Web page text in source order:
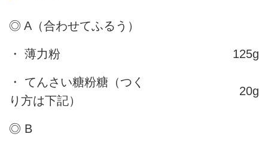
◎ A（合わせてふるう）
・ 薄力粉 125g
・ てんさい糖粉糖（つく
り方は下記）
20g
◎ B